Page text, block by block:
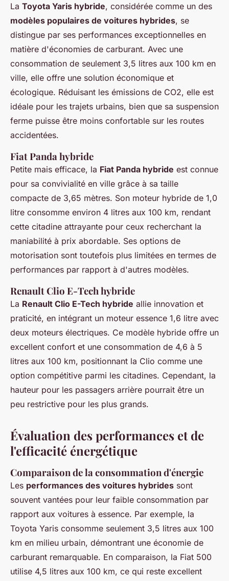
La Toyota Yaris hybride, considérée comme un des
modèles populaires de voitures hybrides, se
distingue par ses performances exceptionnelles en
matière d'économies de carburant. Avec une
consommation de seulement 3,5 litres aux 100 km en
ville, elle offre une solution économique et
écologique. Réduisant les émissions de CO2, elle est
idéale pour les trajets urbains, bien que sa suspension
ferme puisse être moins confortable sur les routes
accidentées.
Fiat Panda hybride
Petite mais efficace, la Fiat Panda hybride est connue
pour sa convivialité en ville grâce à sa taille
compacte de 3,65 mètres. Son moteur hybride de 1,0
litre consomme environ 4 litres aux 100 km, rendant
cette citadine attrayante pour ceux recherchant la
maniabilité à prix abordable. Ses options de
motorisation sont toutefois plus limitées en termes de
performances par rapport à d'autres modèles.
Renault Clio E-Tech hybride
La Renault Clio E-Tech hybride allie innovation et
praticité, en intégrant un moteur essence 1,6 litre avec
deux moteurs électriques. Ce modèle hybride offre un
excellent confort et une consommation de 4,6 à 5
litres aux 100 km, positionnant la Clio comme une
option compétitive parmi les citadines. Cependant, la
hauteur pour les passagers arrière pourrait être un
peu restrictive pour les plus grands.
Évaluation des performances et de
l'efficacité énergétique
Comparaison de la consommation d'énergie
Les performances des voitures hybrides sont
souvent vantées pour leur faible consommation par
rapport aux voitures à essence. Par exemple, la
Toyota Yaris consomme seulement 3,5 litres aux 100
km en milieu urbain, démontrant une économie de
carburant remarquable. En comparaison, la Fiat 500
utilise 4,5 litres aux 100 km, ce qui reste excellent